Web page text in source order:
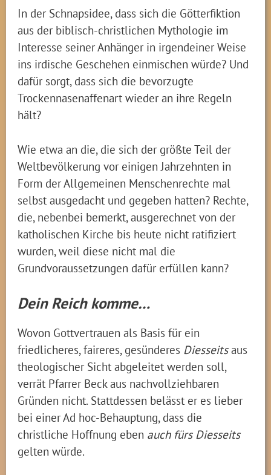
In der Schnapsidee, dass sich die Götterfiktion
aus der biblisch-christlichen Mythologie im
Interesse seiner Anhänger in irgendeiner Weise
ins irdische Geschehen einmischen würde? Und
dafür sorgt, dass sich die bevorzugte
Trockennasenaffenart wieder an ihre Regeln
hält?
Wie etwa an die, die sich der größte Teil der
Weltbevölkerung vor einigen Jahrzehnten in
Form der Allgemeinen Menschenrechte mal
selbst ausgedacht und gegeben hatten? Rechte,
die, nebenbei bemerkt, ausgerechnet von der
katholischen Kirche bis heute nicht ratifiziert
wurden, weil diese nicht mal die
Grundvoraussetzungen dafür erfüllen kann?
Dein Reich komme…
Wovon Gottvertrauen als Basis für ein
friedlicheres, faireres, gesünderes Diesseitsaus
theologischer Sicht abgeleitet werden soll,
verrät Pfarrer Beck aus nachvollziehbaren
Gründen nicht. Stattdessen belässt er es lieber
bei einer Ad hoc-Behauptung, dass die
christliche Hoffnung eben auch fürs Diesseits
gelten würde.